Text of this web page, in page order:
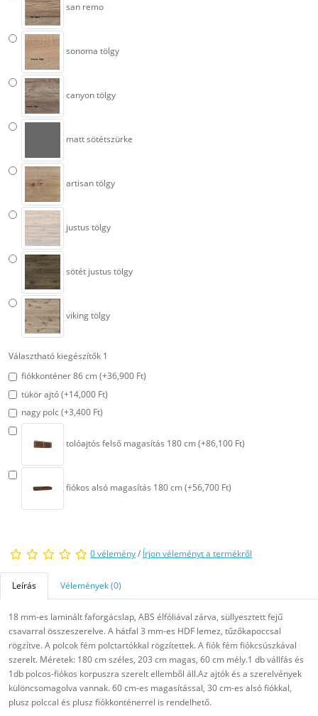
san remo
sonoma tölgy
canyon tölgy
matt sötétszürke
artisan tölgy
justus tölgy
sötét justus tölgy
viking tölgy
Választható kiegészítők 1
fiókkonténer 86 cm (+36,900 Ft)
tükör ajtó (+14,000 Ft)
nagy polc (+3,400 Ft)
tolóajtós felső magasítás 180 cm (+86,100 Ft)
fiókos alsó magasítás 180 cm (+56,700 Ft)
0 vélemény/ Írjon véleményt a termékről
Leírás Vélemények (0)
18 mm-es laminált faforgácslap, ABS élfóliával zárva, süllyesztett fejű
csavarral összeszerelve. A hátfal 3 mm-es HDF lemez, tűzőkapoccsal
rögzítve. A polcok fém polctartókkal rögzítettek. A fiók fém fiókcsúszkával
szerelt. Méretek: 180 cm széles, 203 cm magas, 60 cm mély.1 db vállfás és
1db polcos-fiókos korpuszra szerelt ellemből áll.Az ajtók és a szerelvények
különcsomagolva vannak. 60 cm-es magasítással, 30 cm-es alsó fiókkal,
plusz polccal és plusz fiókkonténerrel is rendelhető.